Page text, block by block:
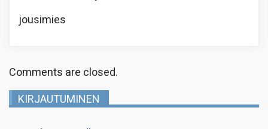
jousimies
Comments are closed.
KIRJAUTUMINEN